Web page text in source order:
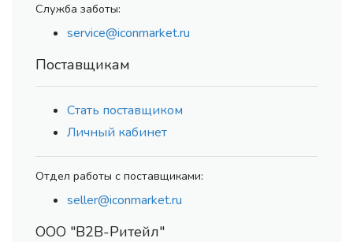
Служба заботы:
service@iconmarket.ru
Поставщикам
Стать поставщиком
Личный кабинет
Отдел работы с поставщиками:
seller@iconmarket.ru
ООО "В2В-Ритейл"